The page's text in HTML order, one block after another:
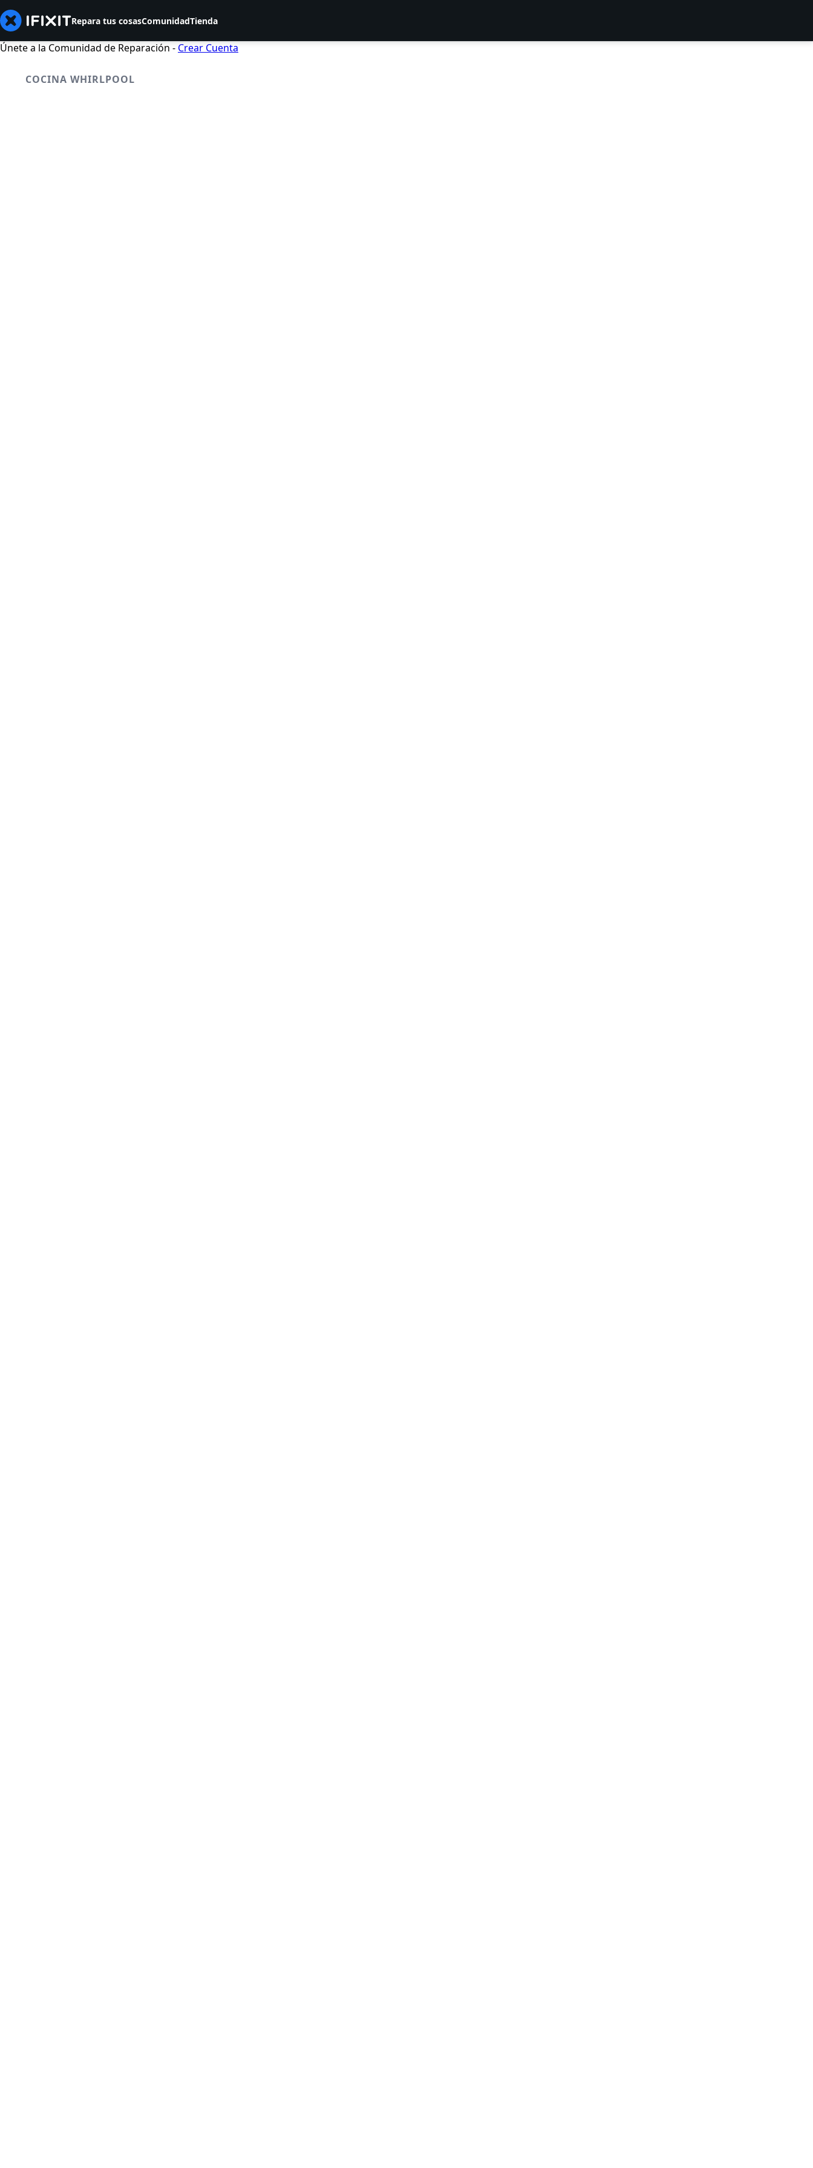
Repara tus cosasComunidadTienda
Únete a la Comunidad de Reparación - Crear Cuenta
COCINA WHIRLPOOL